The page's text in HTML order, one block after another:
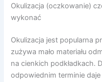
Okulizacja (oczkowanie)
wykonać
Okulizacja jest popularna
zużywa mało materiału
na cienkich podkładkach.
odpowiednim terminie